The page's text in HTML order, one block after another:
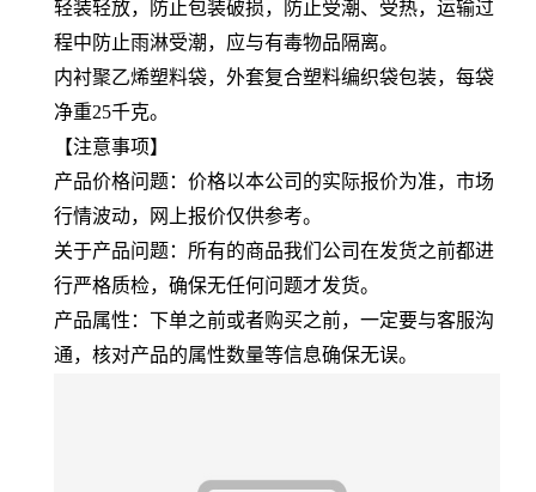
轻装轻放，防止包装破损，防止受潮、受热，运输过
程中防止雨淋受潮，应与有毒物品隔离。
内衬聚乙烯塑料袋，外套复合塑料编织袋包装，每袋
净重25千克。
【注意事项】
产品价格问题：价格以本公司的实际报价为准，市场
行情波动，网上报价仅供参考。
关于产品问题：所有的商品我们公司在发货之前都进
行严格质检，确保无任何问题才发货。
产品属性：下单之前或者购买之前，一定要与客服沟
通，核对产品的属性数量等信息确保无误。